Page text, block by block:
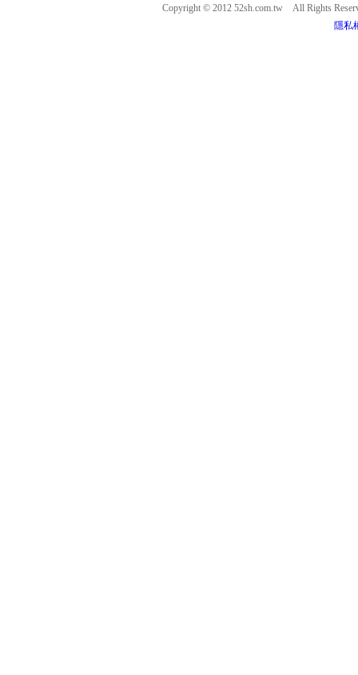
Copyright © 2012 52sh.com.tw All Rights
隱私